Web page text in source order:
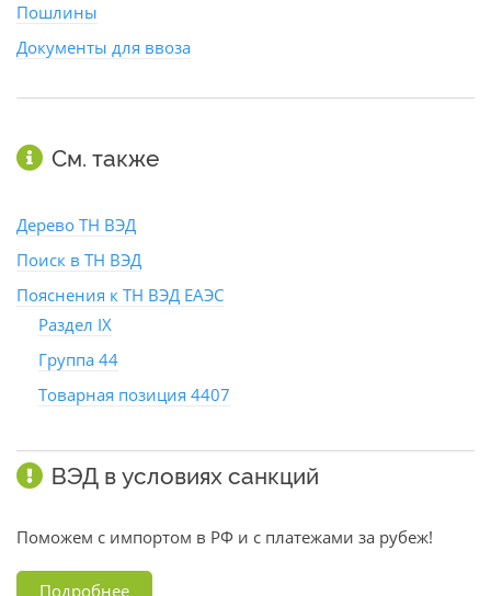
Пошлины
Документы для ввоза
См. также
Дерево ТН ВЭД
Поиск в ТН ВЭД
Пояснения к ТН ВЭД ЕАЭС
Раздел IX
Группа 44
Товарная позиция 4407
ВЭД в условиях санкций
Поможем с импортом в РФ и с платежами за рубеж!
Подробнее